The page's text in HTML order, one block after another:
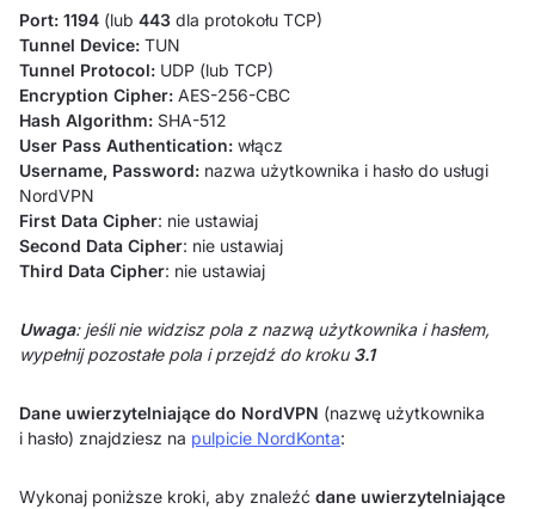
Port: 1194 (lub 443 dla protokołu TCP)
Tunnel Device: TUN
Tunnel Protocol: UDP (lub TCP)
Encryption Cipher: AES-256-CBC
Hash Algorithm: SHA-512
User Pass Authentication: włącz
Username, Password: nazwa użytkownika i hasło do usługi
NordVPN
First Data Cipher: nie ustawiaj
Second Data Cipher: nie ustawiaj
Third Data Cipher: nie ustawiaj
Uwaga: jeśli nie widzisz pola z nazwą użytkownika i hasłem,
wypełnij pozostałe pola i przejdź do kroku 3.1
Dane uwierzytelniające do NordVPN (nazwę użytkownika
i hasło) znajdziesz na pulpicie NordKonta:
Wykonaj poniższe kroki, aby znaleźć dane uwierzytelniające